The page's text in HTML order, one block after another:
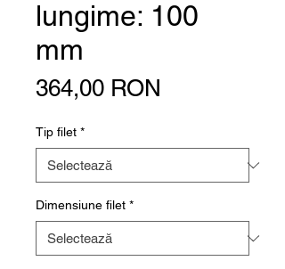
lungime: 100
mm
364,00 RON
Tip filet *
Dimensiune filet *